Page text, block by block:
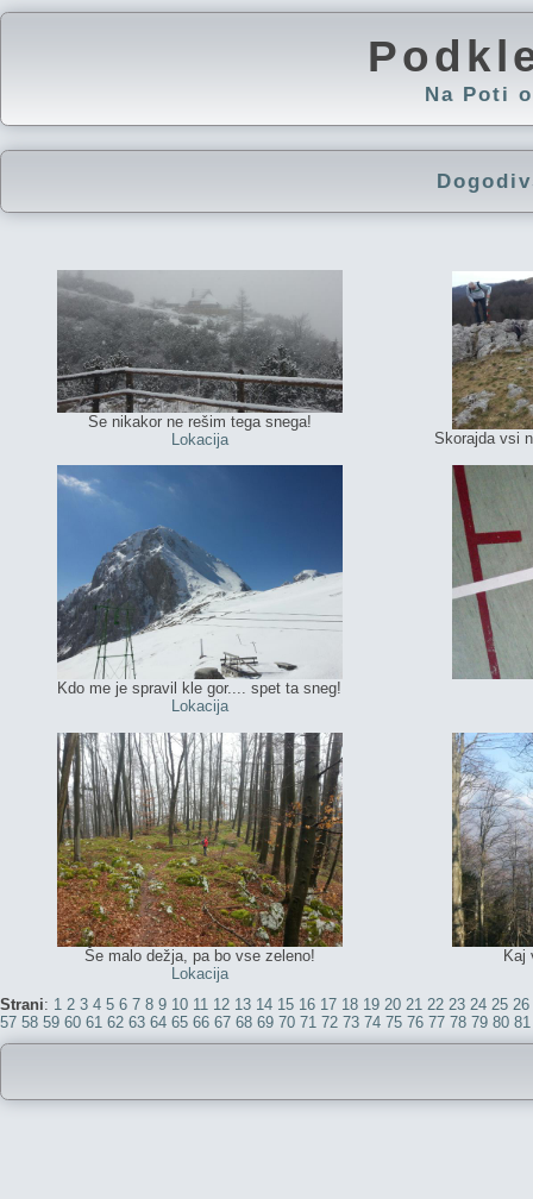
Na Poti
Se nikakor ne rešim tega snega!
Lokacija
Skorajda vsi
Kdo me je spravil kle gor.... spet ta sneg!
Lokacija
Še malo dežja, pa bo vse zeleno!
Lokacija
Kaj
Strani: 1 2 3 4 5 6 7 8 9 10 11 12 13 14 15 16 17 18 19 20 21 22 23 24 25 26
57 58 59 60 61 62 63 64 65 66 67 68 69 70 71 72 73 74 75 76 77 78 79 80 81